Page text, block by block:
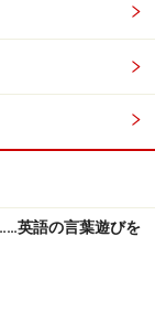
英語の言葉遊びを